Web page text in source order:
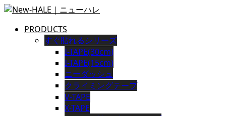
PRODUCTS
すぐ貼れるシリーズ
I-TAPE(30cm)
I-TAPE(15cm)
ニーダッシュ
クライミングテープ
V-TAPE
X-TAPE